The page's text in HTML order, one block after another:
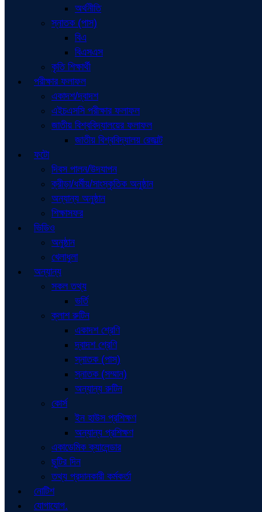
অর্থনীতি
স্নাতক (পাস)
বিএ
বিএসএস
কৃতি শিক্ষার্থী
পরীক্ষার ফলাফল
একাদশ/দ্বাদশ
এইচএসসি পরীক্ষার ফলাফল
জাতীয় বিশ্ববিদ্যালয়ের ফলাফল
জাতীয় বিশ্ববিদ্যালয় রেজাল্ট
ফটো
দিবস পালন/উদযাপন
ক্রীড়া/ধর্মীয়/সাংস্কৃতিক অনুষ্ঠান
অন্যান্য অনুষ্ঠান
শিক্ষাসফর
ভিডিও
অনুষ্ঠান
খেলাধুলা
অন্যান্য
সকল তথ্য
ভর্তি
ক্লাশ রুটিন
একাদশ শ্রেণি
দ্বাদশ শ্রেণি
স্নাতক (পাস)
স্নাতক (সম্মান)
অন্যান্য রুটিন
কোর্স
ইন হাউস প্রশিক্ষণ
অন্যান্য প্রশিক্ষণ
একাডেমিক ক্যালেন্ডার
ছুটির দিন
তথ্য প্রদানকারী কর্মকর্তা
নোটিশ
যোগাযোগ.